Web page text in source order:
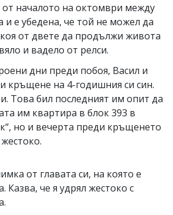
от началото на октомври между
и е убедена, че той не можел да
от двете да продължи живота
и вадело от релси.
дни преди побоя, Васил и
кръщене на 4-годишния си син.
Това бил последният им опит да
им квартира в блок 393 в
но и вечерта преди кръщенето
от главата си, на която е
Казва, че я удрял жестоко с